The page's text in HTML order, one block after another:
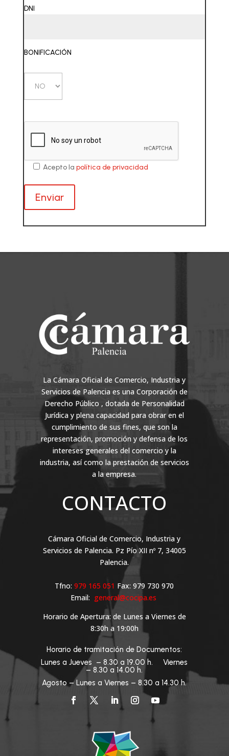
DNI
BONIFICACIÓN
Acepto la política de privacidad
La Cámara Oficial de Comercio, Industria y
Servicios de Palencia es una Corporación de
Derecho Público , dotada de Personalidad
Jurídica y plena capacidad para obrar en el
cumplimiento de sus fines, que son la
representación, promoción y defensa de los
intereses generales del comercio y la
industria, así como la prestación de servicios
a la empresa.
CONTACTO
Cámara Oficial de Comercio, Industria y
Servicios de Palencia. Pz Pío XII nº 7, 34005
Palencia.
Tfno:979 165 051 Fax: 979 730 970
Email: general@cocipa.es
Horario de Apertura: de Lunes a Viernes de
8:30h a 19:00h
Horario de tramitación de Documentos:
Lunes a Jueves – 8.30 a 19.00 h. Viernes
– 8.30 a 14.00 h.
Agosto – Lunes a Viernes – 8.30 a 14.30 h.